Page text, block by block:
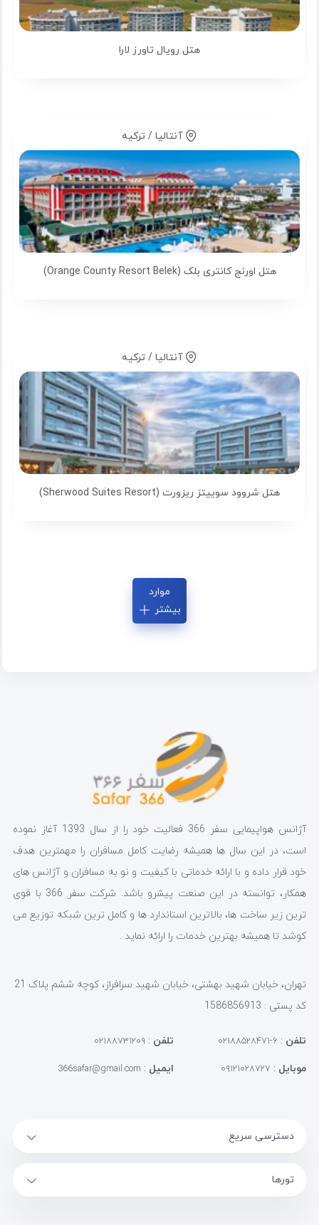
هتل رویال تاورز لارا
آنتالیا / ترکیه
هتل اورنج کانتری بلک (Orange County Resort Belek)
آنتالیا / ترکیه
هتل شروود سوییتز ریزورت (Sherwood Suites Resort)
موارد
بیشتر
آژانس هواپیمایی سفر 366 فعالیت خود را از سال 1393 آغاز نموده
است، در این سال ها همیشه رضایت کامل مسافران را مهمترین هدف
خود قرار داده و با ارائه خدماتی با کیفیت و نو به مسافران و آژانس های
همکار، توانسته در این صنعت پیشرو باشد. شرکت سفر 366 با قوی
ترین زیر ساخت ها، بالاترین استاندارد ها و کامل ترین شبکه توزیع می
کوشد تا همیشه بهترین خدمات را ارائه نماید .
تهران، خیابان شهید بهشتی، خیابان شهید سرافراز، کوچه ششم پلاک 21
کد پستی : 1586856913
تلفن : ۶-۰۲۱۸۸۵۲۸۴۷۱ تلفن : ۰۲۱۸۸۷۳۱۲۰۹
موبایل : ۰۹۱۲۱۰۲۸۷۲۷ ایمیل :
366safar@gmail.com
دسترسی سریع
تورها